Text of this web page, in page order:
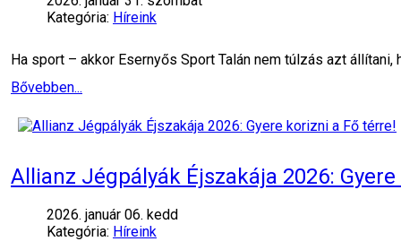
Kategória: Híreink
Ha sport – akkor Esernyős Sport Talán nem túlzás azt
Bővebben...
Allianz Jégpályák Éjszakája 2026:
2026. január 06. kedd
Kategória: Híreink